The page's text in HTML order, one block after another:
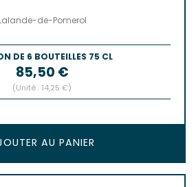
de-Pomerol
DE 6 BOUTEILLES 75 CL
Prix
85,50 €
(Unité : 14,25 €)
AU PANIER